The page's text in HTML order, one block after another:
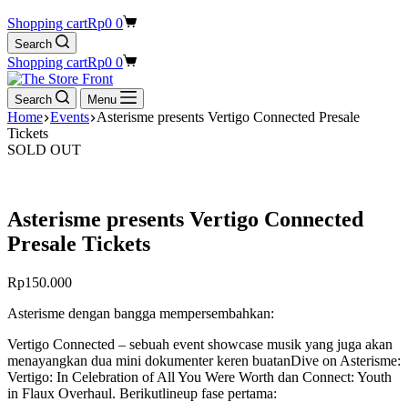
Shopping cartRp0 0
Search
Shopping cartRp0 0
Search Menu
Home Events Asterisme presents Vertigo Connected Presale
Tickets
SOLD OUT
Asterisme presents Vertigo Connected
Presale Tickets
Rp150.000
Asterisme dengan bangga mempersembahkan:
Vertigo Connected – sebuah event showcase musik yang juga akan
menayangkan dua mini dokumenter keren buatanDive on Asterisme:
Vertigo: In Celebration of All You Were Worth dan Connect: Youth
in Flaux Overhaul. Berikutlineup fase pertama: